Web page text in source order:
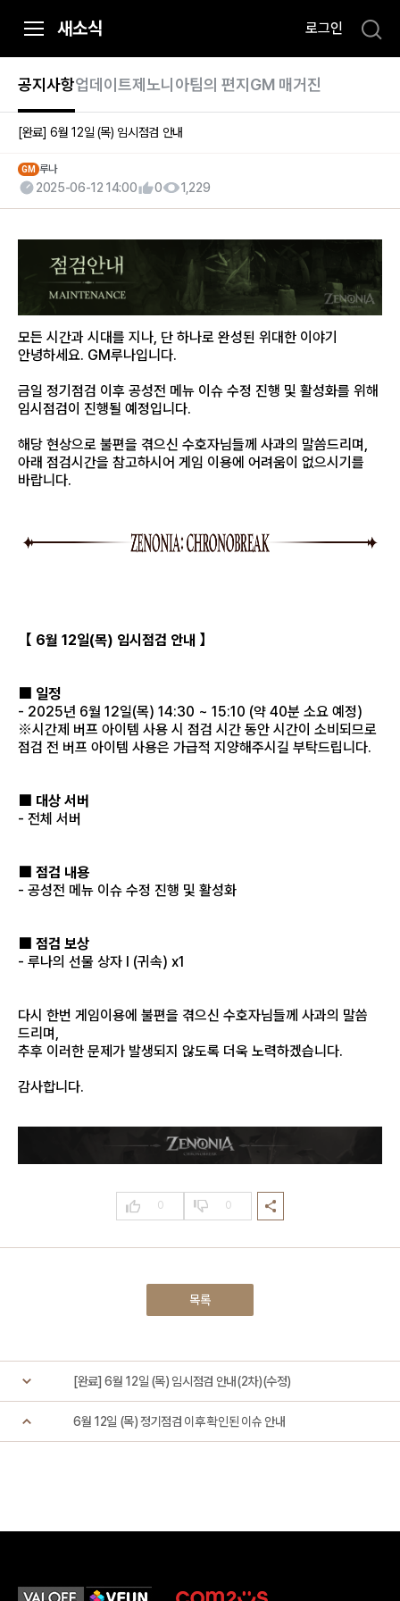
t
n
새소식 로그인
공지사항업데이트제노니아팀의 편지 GM 매거진
[완료]6월 12일 (목) 임시점검 안내
GM 루나
2025-06-12 14:00 0 1,229
모든 시간과 시대를 지나, 단 하나로 완성된 위대한 이야기
안녕하세요. GM루나입니다.
금일 정기점검 이후 공성전 메뉴 이슈 수정 진행 및 활성화를 위해
임시점검이 진행될 예정입니다.
해당 현상으로 불편을 겪으신 수호자님들께 사과의 말씀드리며,
아래 점검시간을 참고하시어 게임 이용에 어려움이 없으시기를
바랍니다.
【 6월 12일(목) 임시점검 안내 】
■ 일정
- 2025년 6월 12일(목) 14:30 ~ 15:10 (약 40분 소요 예정)
※시간제 버프 아이템 사용 시 점검 시간 동안 시간이 소비되므로
점검 전 버프 아이템 사용은 가급적 지양해주시길 부탁드립니다.
■ 대상 서버
- 전체 서버
■ 점검 내용
- 공성전 메뉴 이슈 수정 진행 및 활성화
■ 점검 보상
- 루나의 선물 상자 I (귀속) x1
다시 한번 게임이용에 불편을 겪으신 수호자님들께 사과의 말씀
드리며,
추후 이러한 문제가 발생되지 않도록 더욱 노력하겠습니다.
감사합니다.
0 0
목록
[완료]6월 12일 (목) 임시점검 안내(2차)(수정)
6월 12일 (목) 정기점검 이후 확인된 이슈 안내